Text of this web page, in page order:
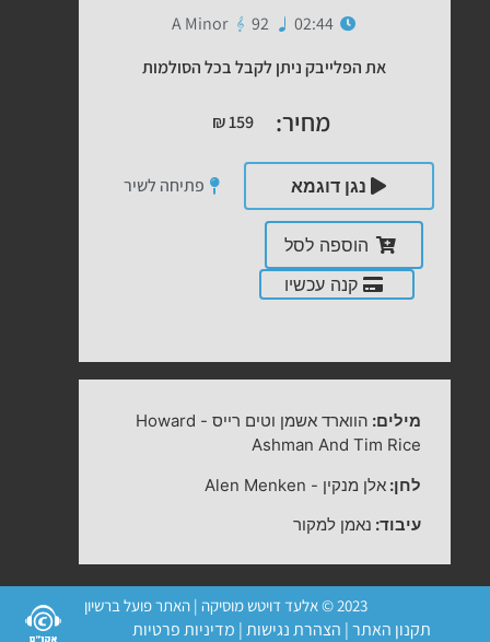
02:44
92
A Minor
את הפלייבק ניתן לקבל בכל הסולמות
מחיר: ₪159
נגן דוגמא פתיחה לשיר
הוספה לסל
קנה עכשיו
מילים: הווארד אשמן וטים רייס -
Howard
Ashman And Tim Rice
לחן:אלן מנקין -
Alen Menken
עיבוד: נאמן למקור
2023 © אלעד דויטש מוסיקה | האתר פועל ברשיון
תקנון האתר| הצהרת נגישות| מדיניות פרטיות